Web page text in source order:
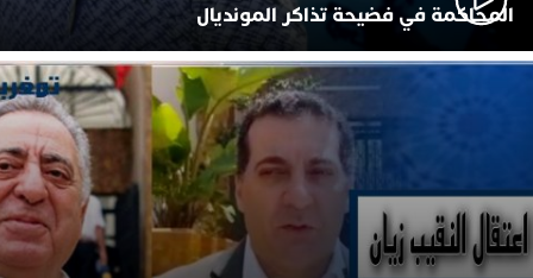
المحاكمة في فضيحة تذاكر المونديال